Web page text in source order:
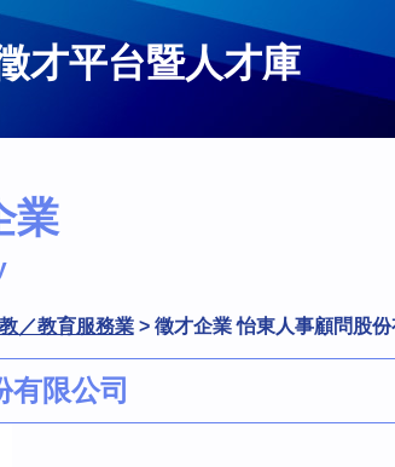
才平台暨人才庫
業
／教育服務業> 徵才企業 怡東人事顧問股份
有限公司